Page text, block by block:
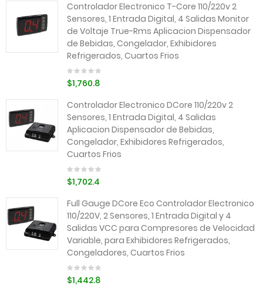
Controlador Electronico T-Core 110/220v 2
Sensores, 1 Entrada Digital, 4 Salidas Monitor
de Voltaje True-Rms Aplicacion Dispensador
de Bebidas, Congelador, Exhibidores
Refrigerados, Cuartos Frios
$1,760.8
Controlador Electronico DCore 110/220v 2
Sensores, 1 Entrada Digital, 4 Salidas
Aplicacion Dispensador de Bebidas,
Congelador, Exhibidores Refrigerados,
Cuartos Frios
$1,702.4
Full Gauge DCore Eco Controlador Electronico
110/220V, 2 Sensores, 1 Entrada Digital y 4
Salidas VCC para Compresores de Velocidad
Variable, para Exhibidores Refrigerados,
Congeladores, Cuartos Frios
$1,442.8